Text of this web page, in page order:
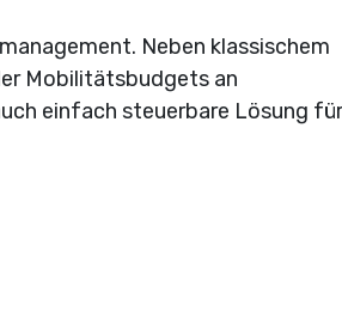
Neben klassischem
Mobilitätsbudgets an
einfach steuerbare Lösung für